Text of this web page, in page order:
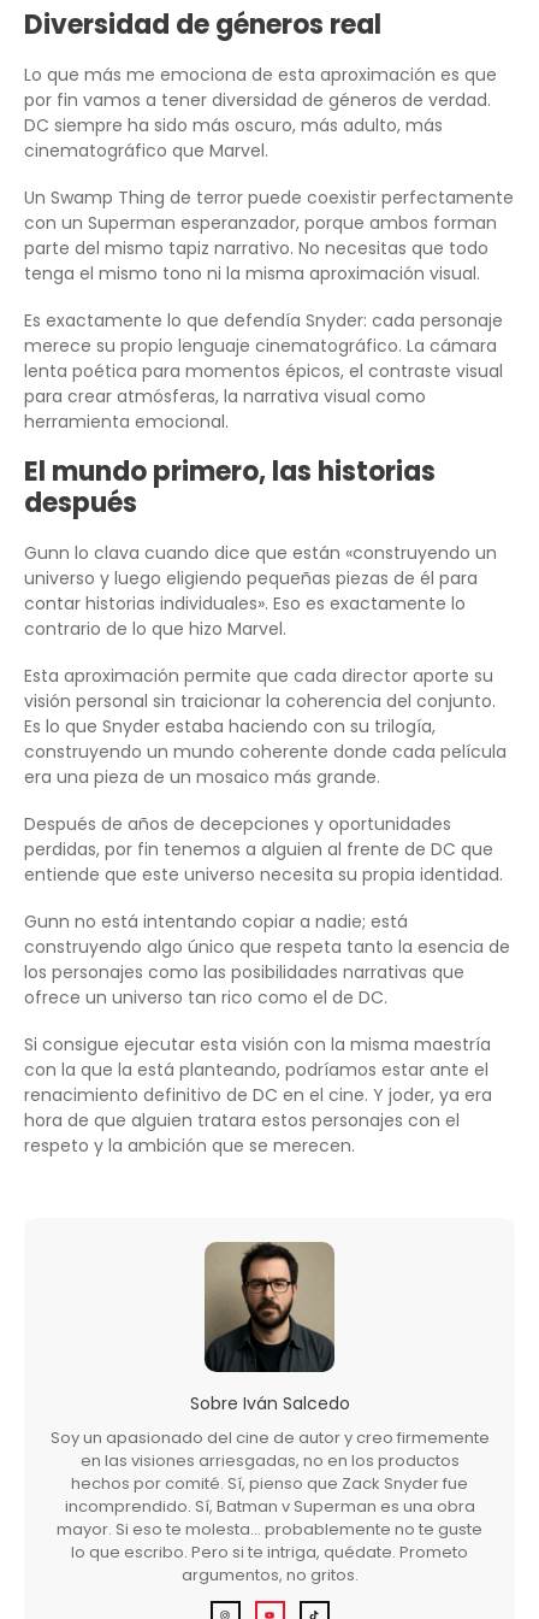
Diversidad de géneros real
Lo que más me emociona de esta aproximación es que
por fin vamos a tener diversidad de géneros de verdad.
DC siempre ha sido más oscuro, más adulto, más
cinematográfico que Marvel.
Un Swamp Thing de terror puede coexistir perfectamente
con un Superman esperanzador, porque ambos forman
parte del mismo tapiz narrativo. No necesitas que todo
tenga el mismo tono ni la misma aproximación visual.
Es exactamente lo que defendía Snyder: cada personaje
merece su propio lenguaje cinematográfico. La cámara
lenta poética para momentos épicos, el contraste visual
para crear atmósferas, la narrativa visual como
herramienta emocional.
El mundo primero, las historias
después
Gunn lo clava cuando dice que están «construyendo un
universo y luego eligiendo pequeñas piezas de él para
contar historias individuales». Eso es exactamente lo
contrario de lo que hizo Marvel.
Esta aproximación permite que cada director aporte su
visión personal sin traicionar la coherencia del conjunto.
Es lo que Snyder estaba haciendo con su trilogía,
construyendo un mundo coherente donde cada película
era una pieza de un mosaico más grande.
Después de años de decepciones y oportunidades
perdidas, por fin tenemos a alguien al frente de DC que
entiende que este universo necesita su propia identidad.
Gunn no está intentando copiar a nadie; está
construyendo algo único que respeta tanto la esencia de
los personajes como las posibilidades narrativas que
ofrece un universo tan rico como el de DC.
Si consigue ejecutar esta visión con la misma maestría
con la que la está planteando, podríamos estar ante el
renacimiento definitivo de DC en el cine. Y joder, ya era
hora de que alguien tratara estos personajes con el
respeto y la ambición que se merecen.
Sobre Iván Salcedo
Soy un apasionado del cine de autor y creo firmemente
en las visiones arriesgadas, no en los productos
hechos por comité. Sí, pienso que Zack Snyder fue
incomprendido. Sí, Batman v Superman es una obra
mayor. Si eso te molesta… probablemente no te guste
lo que escribo. Pero si te intriga, quédate. Prometo
argumentos, no gritos.